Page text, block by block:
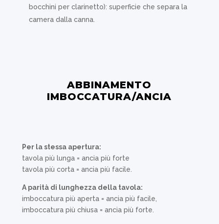
bocchini per clarinetto): superficie che separa la
camera dalla canna.
ABBINAMENTO
IMBOCCATURA/ANCIA
Per la stessa apertura:
tavola più lunga = ancia più forte
tavola più corta = ancia più facile.
A parità di lunghezza della tavola:
imboccatura più aperta = ancia più facile,
imboccatura più chiusa = ancia più forte.